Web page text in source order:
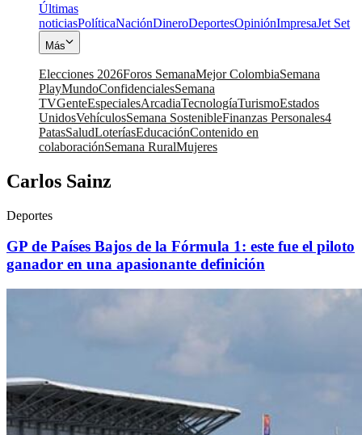
Últimas
noticiasPolíticaNaciónDineroDeportesOpiniónImpresaJet Set
Más
Elecciones 2026Foros SemanaMejor ColombiaSemana
PlayMundoConfidencialesSemana
TVGenteEspecialesArcadiaTecnologíaTurismoEstados
UnidosVehículosSemana SostenibleFinanzas Personales4
PatasSaludLoteríasEducaciónContenido en
colaboraciónSemana RuralMujeres
Carlos Sainz
Deportes
GP de Países Bajos de la Fórmula 1: este fue el piloto
ganador en una apasionante definición